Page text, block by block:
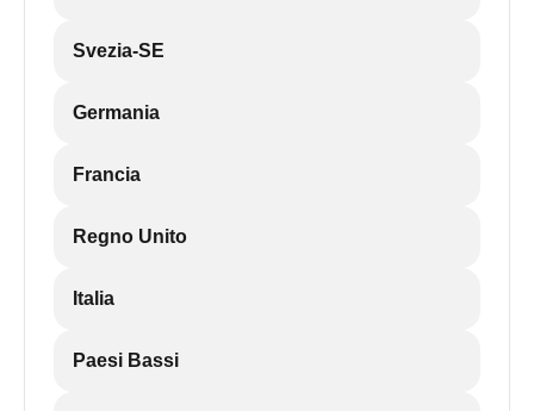
Svezia-SE
Germania
Francia
Regno Unito
Italia
Paesi Bassi